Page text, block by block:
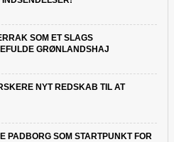
SOM ET SLAGS
GRØNLANDSHAJ
NYT REDSKAB TIL AT
PADBORG SOM STARTPUNKT FOR